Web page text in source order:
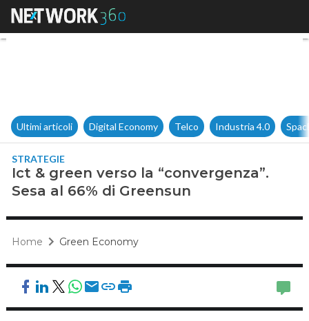
Ict & green verso la
Ultimi articoli Digital Economy Telco Industria 4.0
STRATEGIE
Ict & green verso la “convergenza”.
Sesa al 66% di Greensun
Home Green Economy